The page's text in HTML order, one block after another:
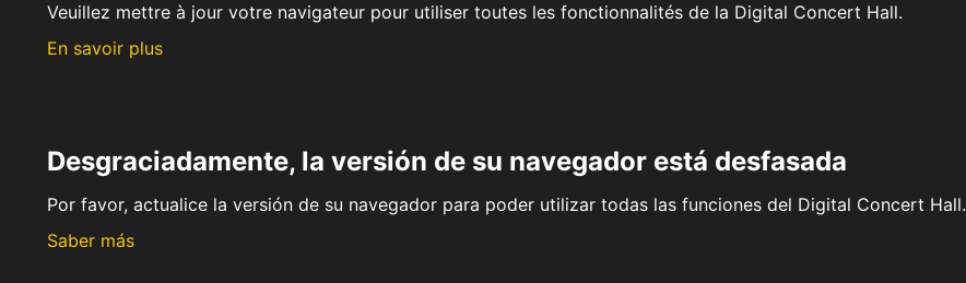
Veuillez mettre à jour votre navigateur pour utiliser toutes les fonctionnalités de la Digital Concert Hall.
En savoir plus
Desgraciadamente, la versión de su navegador está desfasada
Por favor, actualice la versión de su navegador para poder utilizar todas las funciones del Digital Concert Hall.
Saber más